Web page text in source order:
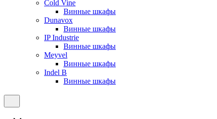
Cold Vine
Винные шкафы
Dunavox
Винные шкафы
IP Industrie
Винные шкафы
Meyvel
Винные шкафы
Indel B
Винные шкафы